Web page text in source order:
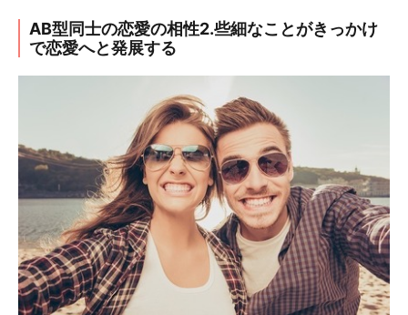
AB型同士の恋愛の相性2.些細なことがきっかけ
で恋愛へと発展する